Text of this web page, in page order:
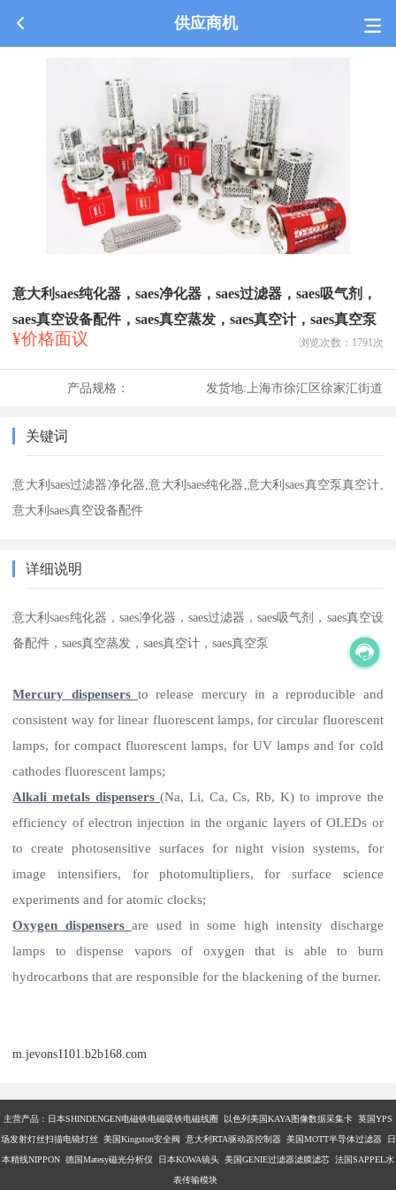
供应商机
意大利saes纯化器，saes净化器，saes过滤器，saes吸气剂，
saes真空设备配件，saes真空蒸发，saes真空计，saes真空泵
¥价格面议 浏览次数： 1791 次
产品规格： 发货地:上海市徐汇区徐家汇街道
关键词
意大利saes过滤器净化器,意大利saes纯化器,意大利saes真空泵真空计,
意大利saes真空设备配件
详细说明
意大利saes纯化器，saes净化器，saes过滤器，saes吸气剂，saes真空设
备配件，saes真空蒸发，saes真空计，saes真空泵
Mercury dispensers to release mercury in a reproducible and
consistent way for linear fluorescent lamps, for circular fluorescent
lamps, for compact fluorescent lamps, for UV lamps and for cold
cathodes fluorescent lamps;
Alkali metals dispensers (Na, Li, Ca, Cs, Rb, K) to improve the
efficiency of electron injection in the organic layers of OLEDs or
to create photosensitive surfaces for night vision systems, for
image intensifiers, for photomultipliers, for surface science
experiments and for atomic clocks;
Oxygen dispensersare used in some high intensity discharge
lamps to dispense vapors of oxygen that is able to burn
hydrocarbons that are responsible for the blackening of the burner.
m.jevons1101.b2b168.com
主营产品： 日本SHINDENGEN电磁铁电磁吸铁电磁线圈 以色列美国KAYA图像数据采集卡 英国YPS
场发射灯丝扫描电镜灯丝 美国Kingston安全阀 意大利RTA驱动器控制器 美国MOTT半导体过滤器 日
本精线NIPPON 德国Matesy磁光分析仪 日本KOWA镜头 美国GENIE过滤器滤膜滤芯 法国SAPPEL水
表传输模块